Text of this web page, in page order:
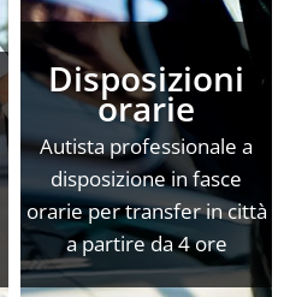
Disposizioni
orarie
Autista professionale a
disposizione in fasce
orarie per transfer in città
a partire da 4 ore